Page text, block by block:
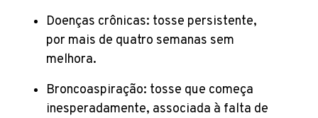
Doenças crônicas: tosse persistente,
por mais de quatro semanas sem
melhora.
Broncoaspiração: tosse que começa
inesperadamente, associada à falta de